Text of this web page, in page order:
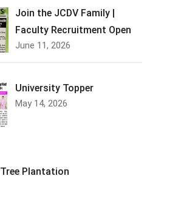
Join the JCDV Family |
Faculty Recruitment Open
June 11, 2026
University Topper
May 14, 2026
Tree Plantation